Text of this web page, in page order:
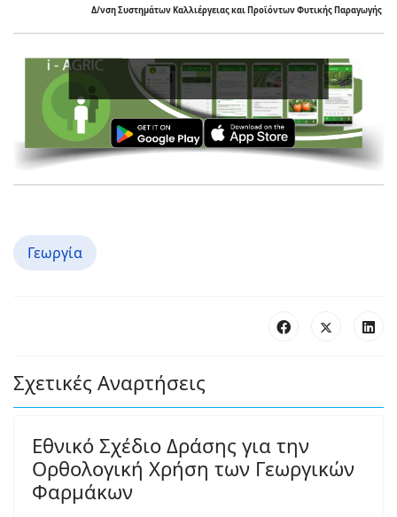
Δ/νση ΣυστημάτωνΚαλλιέργειαςκαιΠροϊόντων Φυτικής Παραγωγής
Γεωργία
Σχετικές Αναρτήσεις
Εθνικό Σχέδιο Δράσης για την
Ορθολογική Χρήση των Γεωργικών
Φαρμάκων